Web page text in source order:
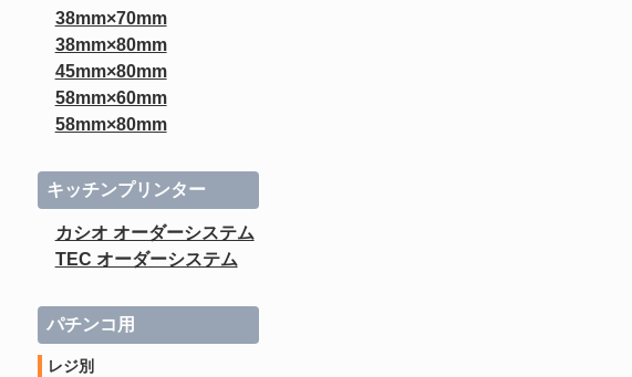
38mm×70mm
38mm×80mm
45mm×80mm
58mm×60mm
58mm×80mm
キッチンプリンター
カシオ オーダーシステム
TEC オーダーシステム
パチンコ用
レジ別